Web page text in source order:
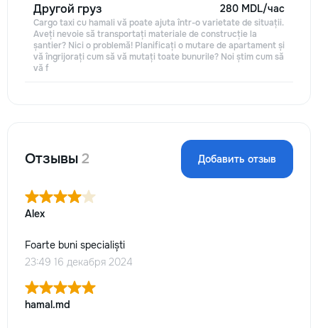
Другой груз
Cargo taxi cu hamali vă poate ajuta într-o varietate de situații.
Aveți nevoie să transportați materiale de construcție la
șantier? Nici o problemă! Planificați o mutare de apartament și
vă îngrijorați cum să vă mutați toate bunurile? Noi știm cum să
vă f
280 MDL/час
Отзывы 2 Добавить отзыв
Alex
Foarte buni specialiști
23:49 16 декабря 2024
hamal.md